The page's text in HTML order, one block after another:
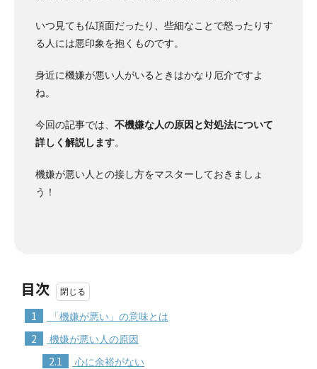
いつ見ても仏頂面だったり、些細なことで怒ったりす
る人には悪印象を抱くものです。
身近に機嫌が悪い人がいるときはかなり厄介ですよ
ね。
今回の記事では、 不機嫌な人の原因と対処法について
詳しく解説します。
機嫌が悪い人との接し方をマスターしておきましょ
う！
目次
1 「機嫌が悪い」の意味とは
2 機嫌が悪い人の原因
2.1 心に余裕がない